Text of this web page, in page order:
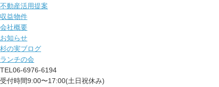
不動産活用提案
収益物件
会社概要
お知らせ
杉の実ブログ
ランチの会
TEL 06-6976-6194
受付時間9:00〜17:00(土日祝休み)